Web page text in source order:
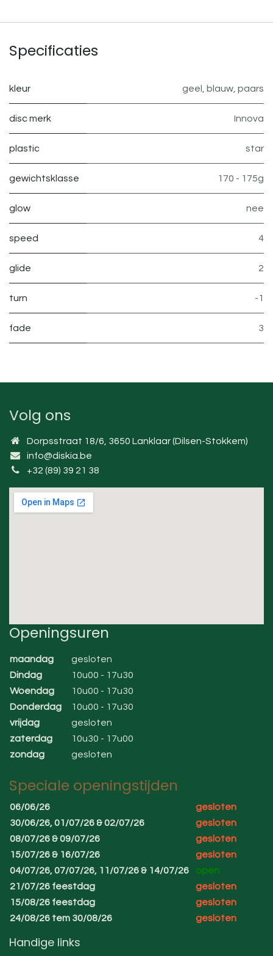
Specificaties
kleur geel blauw paars
disc merk Innova
plastic star
gewichtsklasse 170 - 175g
glow nee
speed 4
glide 2
turn -1
fade 3
Volg ons
Dorpsstraat 18/6, 3650 Lanklaar (Dilsen-Stokkem)
info@diskia.be
+32 (89) 39 21 38
Openingsuren
maandag
gesloten
Dindag
10u00 - 17u30
Woendag
10u00 - 17u30
Donderdag
10u00 - 17u30
vrijdag
gesloten
zaterdag
10u30 - 17u00
zondag
gesloten
Speciale openingstijden
06/06/26
gesloten
30/06/26, 01/07/26 & 02/07/26
gesloten
08/07/26 & 09/07/26
gesloten
15/07/26 & 16/07/26
gesloten
04/07/26, 07/07/26, 11/07/26 & 14/07/26
open
21/07/26 feestdag
gesloten
15/08/26 feestdag
gesloten
24/08/26 tem 30/08/26
gesloten
Handige links